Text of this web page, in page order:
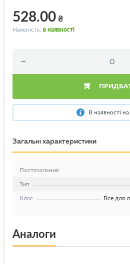
528.00₴
Наявність: в наявності
В наявності на
Загальні характеристики
Постачальник
Тип
Клас
Все для
Аналоги